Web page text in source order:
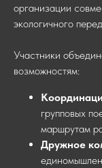
организации
экологичного
Участники
возможностям:
групповых
маршрутам
Дружное